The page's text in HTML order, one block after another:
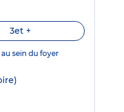
3et +
sein du foyer